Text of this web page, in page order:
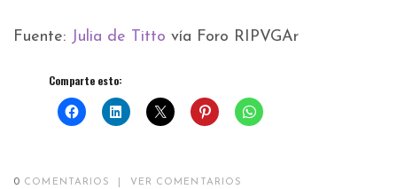
Fuente: Julia de Titto vía Foro RIPVGAr
Comparte esto:
0 COMENTARIOS VER COMENTARIOS